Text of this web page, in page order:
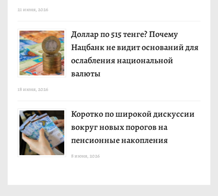
21 июня, 2026
Доллар по 515 тенге? Почему
Нацбанк не видит оснований для
ослабления национальной
валюты
18 июня, 2026
Коротко по широкой дискуссии
вокруг новых порогов на
пенсионные накопления
8 июня, 2026